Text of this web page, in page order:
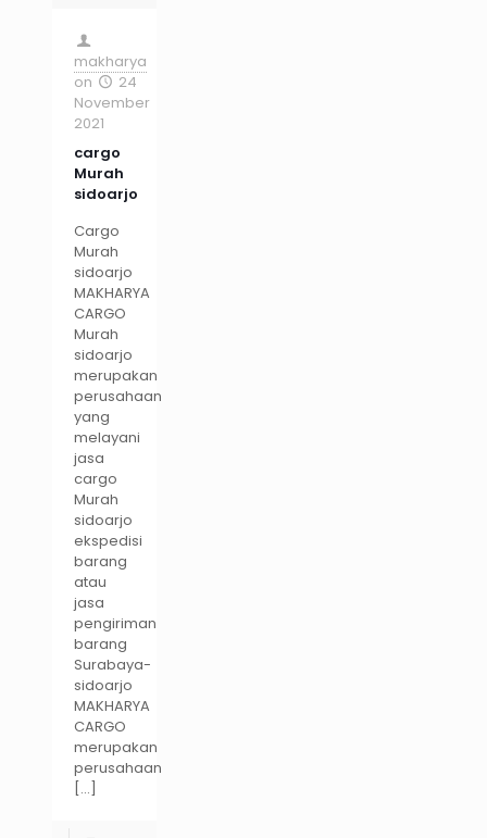
makharya
on
24
November
2021
cargo
Murah
sidoarjo
Cargo
Murah
sidoarjo
MAKHARYA
CARGO
Murah
sidoarjo
merupakan
perusahaan
yang
melayani
jasa
cargo
Murah
sidoarjo
ekspedisi
barang
atau
jasa
pengiriman
barang
Surabaya-
sidoarjo
MAKHARYA
CARGO
merupakan
perusahaan
[…]